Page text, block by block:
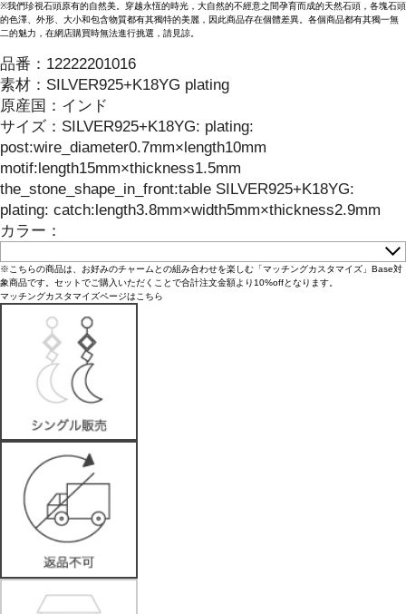
※我們珍視石頭原有的自然美。穿越永恆的時光，大自然的不經意之間孕育而成的天然石頭，各塊石頭
的色澤、外形、大小和包含物質都有其獨特的美麗，因此商品存在個體差異。各個商品都有其獨一無
二的魅力，在網店購買時無法進行挑選，請見諒。
品番： 12222201016
素材： SILVER925+K18YG plating
原産国： インド
サイズ： SILVER925+K18YG: plating:
post:wire_diameter0.7mm×length10mm
motif:length15mm×thickness1.5mm
the_stone_shape_in_front:table SILVER925+K18YG:
plating: catch:length3.8mm×width5mm×thickness2.9mm
カラー：
※こちらの商品は、お好みのチャームとの組み合わせを楽しむ「マッチングカスタマイズ」Base対
象商品です。セットでご購入いただくことで合計注文金額より10%offとなります。
マッチングカスタマイズページはこちら